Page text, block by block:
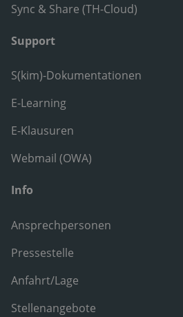
Sync & Share (TH-Cloud)
Support
S(kim)-Dokumentationen
E-Learning
E-Klausuren
Webmail (OWA)
Info
Ansprechpersonen
Pressestelle
Anfahrt/Lage
Stellenangebote